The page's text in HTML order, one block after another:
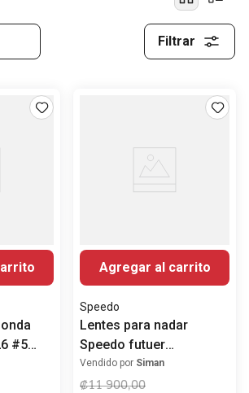
Filtrar
#5
Agregar al carrito
Speedo
Lentes para nadar
Speedo futuer
purple/pink
Vendido por Siman
₡11 900,00